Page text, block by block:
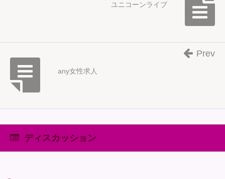
ユニコーンライブ
any女性求人
Prev
ディスカッション